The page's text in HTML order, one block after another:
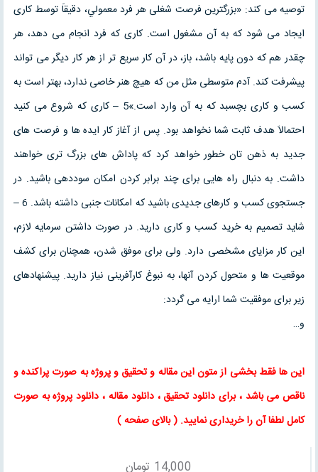
توصيه مى كند: «بزرگترين فرصت شغلى هر فرد معمولي، دقيقاَ توسط كارى
ايجاد مى شود كه به آن مشغول است. كارى كه فرد انجام مى دهد، هر
چقدر هم كه دون پايه باشد، باز، در آن كار سريع تر از هر كار ديگر مى تواند
پيشرفت كند. آدم متوسطى مثل من كه هيچ هنر خاصى ندارد، بهتر است به
كسب و كارى بچسبد كه به آن وارد است.»5 – كارى كه شروع مى كنيد
احتمالاَ هدف ثابت شما نخواهد بود. پس از آغاز كار ايده ها و فرصت هاى
جديد به ذهن تان خطور خواهد كرد كه پاداش هاى بزرگ ترى خواهند
داشت. به دنبال راه هايى براى چند برابر كردن امكان سوددهى باشيد. در
جستجوى كسب و كارهاى جديدى باشيد كه امكانات جنبى داشته باشد. 6 –
شايد تصميم به خريد كسب و كارى داريد. در صورت داشتن سرمايه لازم،
اين كار مزاياى مشخصى دارد. ولى براى موفق شدن، همچنان براى كشف
موقعيت ها و متحول كردن آنها، به نبوغ كارآفرينى نياز داريد. پيشنهادهاى
زير براى موفقيت شما ارايه مى گردد:
و…
این ها فقط بخشی از متون اینمقاله وتحقیق و پروژه به صورت پراکنده و
ناقص می باشد ، برای دانلود تحقیق ،دانلود مقاله ، دانلود پروژه به صورت
کامل لطفا آن را خریداری نمایید. (بالای صفحه)
14,000 تومان